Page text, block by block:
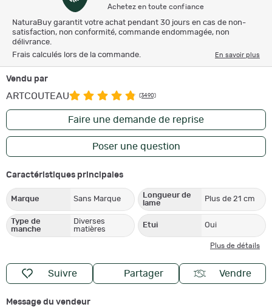
Achetez en toute confiance
NaturaBuy garantit votre achat pendant 30 jours en cas de non-
satisfaction, non conformité, commande endommagée, non
délivrance.
Frais calculés lors de la commande.
En savoir plus
Vendu par
ARTCOUTEAU (3490)
Faire une demande de reprise
Poser une question
Caractéristiques principales
Marque Sans Marque
Longueur de
lame
Plus de 21 cm
Type de
manche
Diverses
matières
Etui Oui
Plus de détails
Suivre Partager Vendre
Message du vendeur